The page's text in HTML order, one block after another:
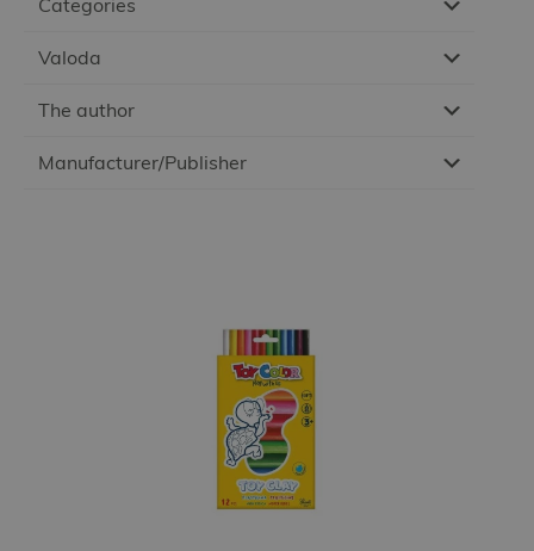
Categories
Valoda
The author
Manufacturer/Publisher